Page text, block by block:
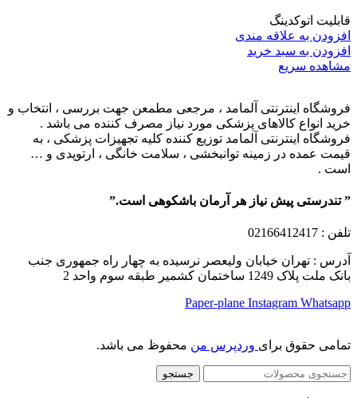
قابلیت اتوکدینگ
افزودن به علاقه مندی
افزودن به سبد خرید
مشاهده سریع
فروشگاه اینترنتی آلمامد ، مرجعی مطمعن جهت بررسی ، انتخاب و
خرید انواع کالاهای پزشکی مورد نیاز مصرف کننده می باشد .
فروشگاه اینترنتی آلمامد توزیع کننده کلیه تجهیزات پزشکی ، به
قیمت عمده در زمینه توانبخشی ، سلامت خانگی ، ارتوپدی و …
است .
” تندرستی پیش نیاز هر آرمان باشکوهی است.”
تلفن : 02166412417
آدرس : تهران خیابان ولیعصر نرسیده به چهار راه جمهوری جنب
بانک ملت پلاک 1249 ساختمان کشمیر طبقه سوم واحد 2
Paper-plane Instagram Whatsapp
تمامی حقوق برای وردپرس من محفوظ می باشد.
جستجو